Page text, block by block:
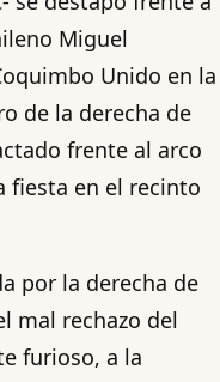
Miguel
Unido en la
de la derecha de
frente al arco
fiesta en el recinto
por la derecha de
mal rechazo del
furioso, a la